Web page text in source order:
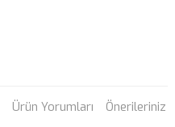
Ürün Yorumları Önerileriniz